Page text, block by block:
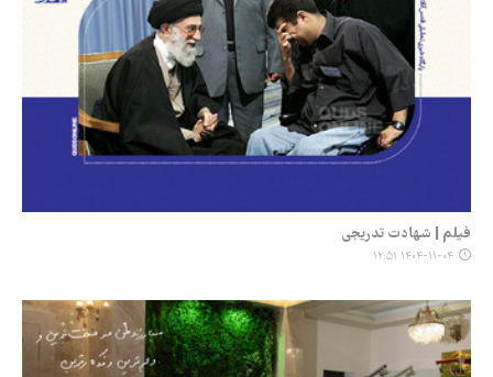
فیلم | شهادت تدریجی
۱۴۰۴-۱۱-۰۴ ۱۲:۵۱